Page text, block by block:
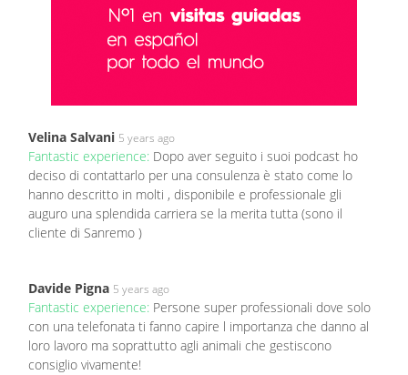
Velina Salvani 5 years ago
Fantastic experience: Dopo aver seguito i suoi podcast ho
deciso di contattarlo per una consulenza è stato come lo
hanno descritto in molti , disponibile e professionale gli
auguro una splendida carriera se la merita tutta (sono il
cliente di Sanremo )
Davide Pigna 5 years ago
Fantastic experience: Persone super professionali dove solo
con una telefonata ti fanno capire l importanza che danno al
loro lavoro ma soprattutto agli animali che gestiscono
consiglio vivamente!